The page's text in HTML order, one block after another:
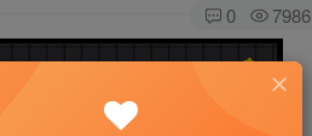
0 7986